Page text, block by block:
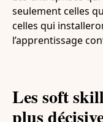
seulement celles
celles qui
l’apprentissage
Les soft
plus